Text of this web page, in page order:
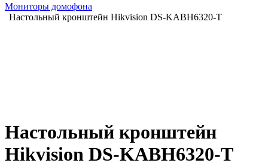
Мониторы домофона
Настольный кронштейн Hikvision DS-KABH6320-T
Настольный кронштейн
Hikvision DS-KABH6320-T